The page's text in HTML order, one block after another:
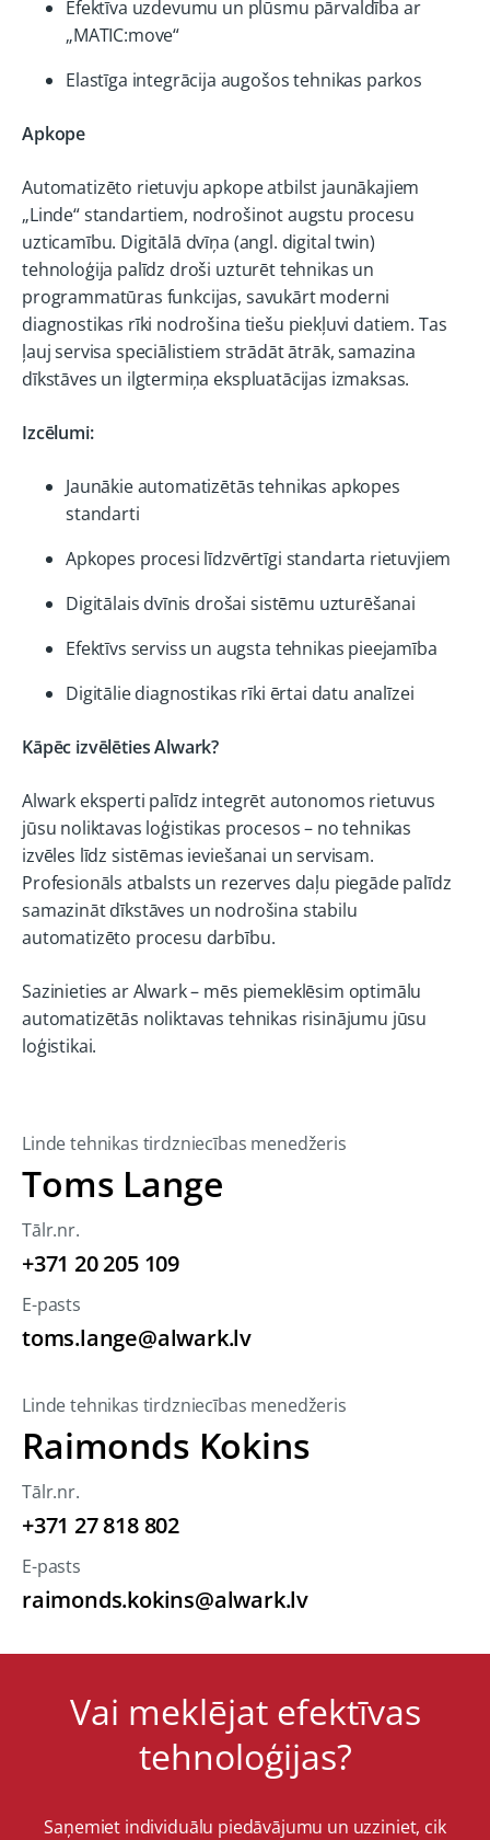
Efektīva uzdevumu un plūsmu pārvaldība ar
„MATIC:move“
Elastīga integrācija augošos tehnikas parkos
Apkope
Automatizēto rietuvju apkope atbilst jaunākajiem
„Linde“ standartiem, nodrošinot augstu procesu
uzticamību. Digitālā dvīņa (angl. digital twin)
tehnoloģija palīdz droši uzturēt tehnikas un
programmatūras funkcijas, savukārt moderni
diagnostikas rīki nodrošina tiešu piekļuvi datiem. Tas
ļauj servisa speciālistiem strādāt ātrāk, samazina
dīkstāves un ilgtermiņa ekspluatācijas izmaksas.
Izcēlumi:
Jaunākie automatizētās tehnikas apkopes
standarti
Apkopes procesi līdzvērtīgi standarta rietuvjiem
Digitālais dvīnis drošai sistēmu uzturēšanai
Efektīvs serviss un augsta tehnikas pieejamība
Digitālie diagnostikas rīki ērtai datu analīzei
Kāpēc izvēlēties Alwark?
Alwark eksperti palīdz integrēt autonomos rietuvus
jūsu noliktavas loģistikas procesos – no tehnikas
izvēles līdz sistēmas ieviešanai un servisam.
Profesionāls atbalsts un rezerves daļu piegāde palīdz
samazināt dīkstāves un nodrošina stabilu
automatizēto procesu darbību.
Sazinieties ar Alwark – mēs piemeklēsim optimālu
automatizētās noliktavas tehnikas risinājumu jūsu
loģistikai.
Linde tehnikas tirdzniecības menedžeris
Toms Lange
Tālr.nr.
+371 20 205 109
E-pasts
toms.lange@alwark.lv
Linde tehnikas tirdzniecības menedžeris
Raimonds Kokins
Tālr.nr.
+371 27 818 802
E-pasts
raimonds.kokins@alwark.lv
Vai meklējat efektīvas
tehnoloģijas?
Saņemiet individuālu piedāvājumu un uzziniet, cik